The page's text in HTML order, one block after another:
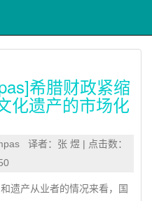
希腊财政紧缩
化遗产的市场化
译者：张 煜 | 点击数：
遗产从业者的情况来看，国